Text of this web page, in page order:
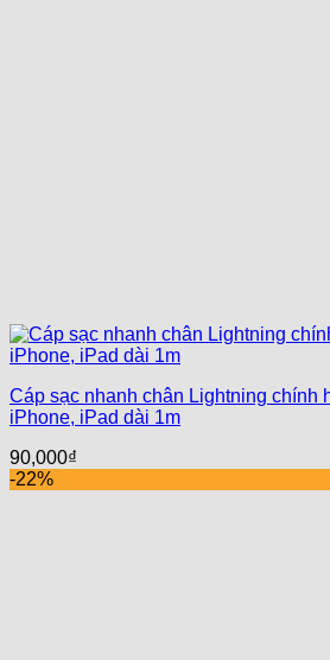
Cáp sạc nhanh chân Lightning chính
iPhone, iPad dài 1m
90,000₫
-22%